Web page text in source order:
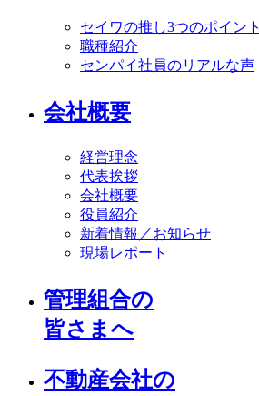
セイワの推し3つのポイント
職種紹介
センパイ社員のリアルな声
会社概要
経営理念
代表挨拶
会社概要
役員紹介
新着情報／お知らせ
現場レポート
管理組合の
皆さまへ
不動産会社の